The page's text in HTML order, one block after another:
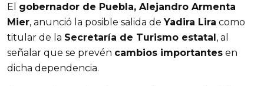
El gobernador de Puebla, Alejandro Armenta
Mier, anunció la posible salida de Yadira Lira como
titular de la Secretaría de Turismo estatal, al
señalar que se prevén cambios importantes en
dicha dependencia.